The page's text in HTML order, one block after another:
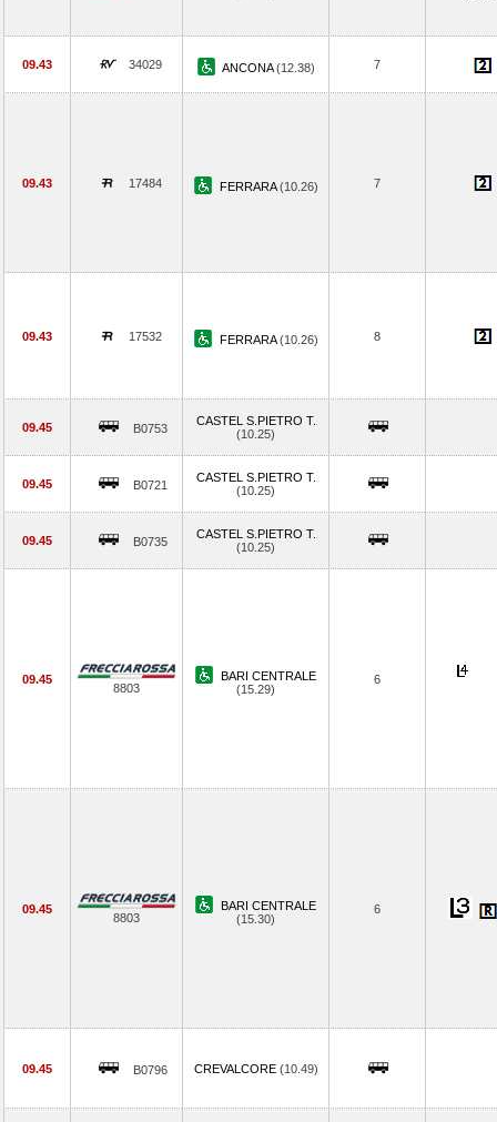
09.43 34029 ANCONA(12.38) 7
09.43 17484 FERRARA(10.26) 7
09.43 17532 FERRARA(10.26) 8
09.45 B0753
CASTEL S.PIETRO T.
(10.25)
09.45 B0721
CASTEL S.PIETRO T.
(10.25)
09.45 B0735
CASTEL S.PIETRO T.
(10.25)
09.45
8803
BARI CENTRALE
(15.29)
6
09.45
8803
BARI CENTRALE
(15.30)
6
09.45 B0796 CREVALCORE (10.49)